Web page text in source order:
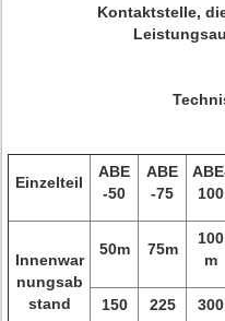
Kontaktstelle,
Einzelteil
ABE
-50
ABE
-75
100
Innenwar
nungsab
stand
50m 75m
100
m
150
225
300